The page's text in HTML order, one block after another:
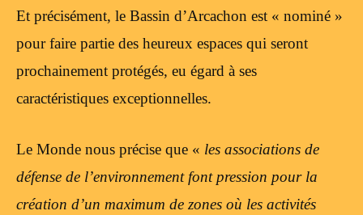
Et précisément, le Bassin d’Arcachon est « nominé »
pour faire partie des heureux espaces qui seront
prochainement protégés, eu égard à ses
caractéristiques exceptionnelles.
Le Monde nous précise que « les associations de
défense de l’environnement font pression pour la
création d’un maximum de zones où les activités